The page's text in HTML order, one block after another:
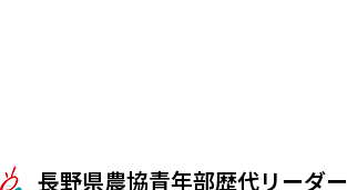
長野県農協青年部歴代リーダー